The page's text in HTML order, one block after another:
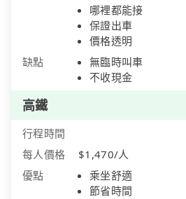
哪裡都能接
保證出車
價格透明
缺點
無臨時叫車
不收現金
高鐵
行程時間
每人價格
$1,470/人
優點
乘坐舒適
節省時間